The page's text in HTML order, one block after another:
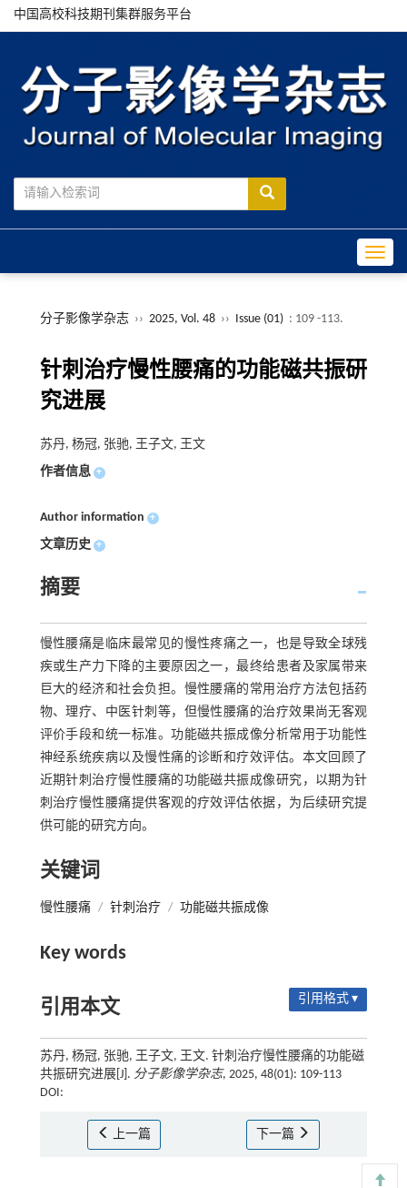
中国高校科技期刊集群服务平台
分子影像学杂志 ›› 2025, Vol. 48 ›› Issue (01) : 109 -113.
针刺治疗慢性腰痛的功能磁共振研
究进展
苏丹, 杨冠, 张驰, 王子文, 王文
作者信息 +
Author information +
文章历史 +
摘要
慢性腰痛是临床最常见的慢性疼痛之一，也是导致全球残
疾或生产力下降的主要原因之一，最终给患者及家属带来
巨大的经济和社会负担。慢性腰痛的常用治疗方法包括药
物、理疗、中医针刺等，但慢性腰痛的治疗效果尚无客观
评价手段和统一标准。功能磁共振成像分析常用于功能性
神经系统疾病以及慢性痛的诊断和疗效评估。本文回顾了
近期针刺治疗慢性腰痛的功能磁共振成像研究，以期为针
刺治疗慢性腰痛提供客观的疗效评估依据，为后续研究提
供可能的研究方向。
关键词
慢性腰痛 / 针刺治疗 / 功能磁共振成像
Key words
引用本文 引用格式 ▾
苏丹, 杨冠, 张驰, 王子文, 王文. 针刺治疗慢性腰痛的功能磁
共振研究进展[J]. 分子影像学杂志, 2025, 48(01): 109-113
DOI:
上一篇 下一篇